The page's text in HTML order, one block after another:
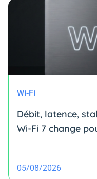
Wi-Fi
Débit, latence,
Wi-Fi 7 change
05/08/2026